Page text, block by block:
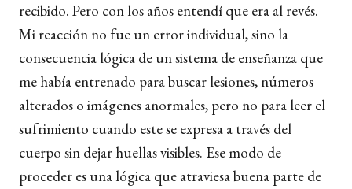
recibido. Pero con los años entendí que era al revés.
Mi reacción no fue un error individual, sino la
consecuencia lógica de un sistema de enseñanza que
me había entrenado para buscar lesiones, números
alterados o imágenes anormales, pero no para leer el
sufrimiento cuando este se expresa a través del
cuerpo sin dejar huellas visibles. Ese modo de
proceder es una lógica que atraviesa buena parte de